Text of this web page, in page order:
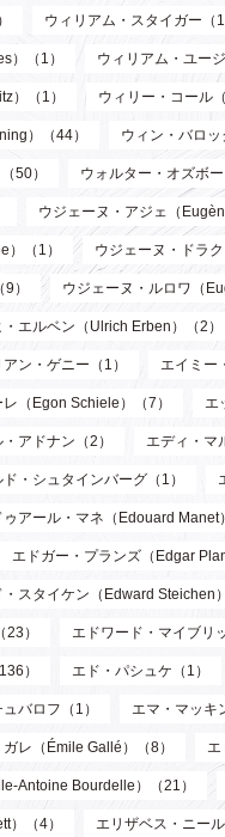
ウィリアム・スタイガー（1
）（1） ウィリアム・ユー
）（1） ウィリー・コール
）（44） ウィン・バロッ
50） ウォルター・オズボー
ウジェーヌ・アジェ（
（1） ウジェーヌ・ドラ
） ウジェーヌ・ルロワ（
エルベン（Ulrich Erben）（2）
ン・ゲニー（1） エイミー
（Egon Schiele）（7） エ
アドナン（2） エディ・マ
・シュタインバーグ（1）
ゥアール・マネ（Edouard Manet
エドガー・プランズ（Edgar
スタイケン（Edward Steichen
） エドワード・マイブリ
） エド・パシュケ（1）
バロフ（1） エマ・マッキ
レ（Émile Gallé）（8） エ
Antoine Bourdelle）（21）
）（4） エリザベス・ニール